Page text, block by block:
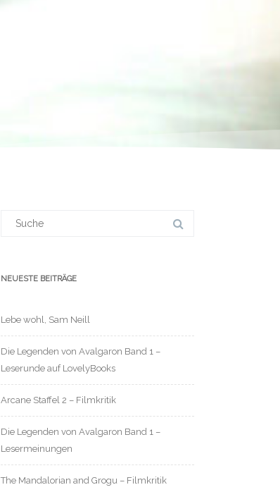
NEUESTE BEITRÄGE
Lebe wohl, Sam Neill
Die Legenden von Avalgaron Band 1 –
Leserunde auf LovelyBooks
Arcane Staffel 2 – Filmkritik
Die Legenden von Avalgaron Band 1 –
Lesermeinungen
The Mandalorian and Grogu – Filmkritik